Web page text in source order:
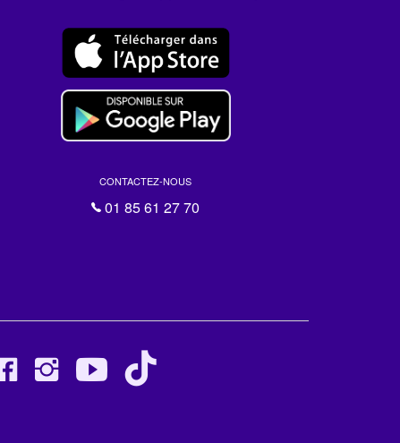
CONTACTEZ-NOUS
01 85 61 27 70